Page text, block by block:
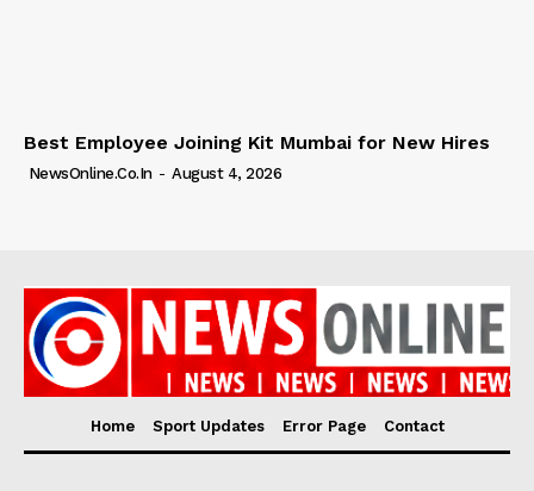
Best Employee Joining Kit Mumbai for New Hires
NewsOnline.co.in - August 4, 2026
Home Sport Updates Error Page Contact